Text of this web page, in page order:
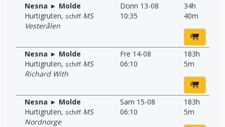
Nesna ► Molde
Hurtigruten, schiff MS
Vesterålen
Donn 13-08
10:35
34h
40m
Nesna ► Molde
Hurtigruten, schiff MS
Richard With
Fre 14-08
06:10
183h
5m
Nesna ► Molde
Hurtigruten, schiff MS
Nordnorge
Sam 15-08
06:10
183h
5m